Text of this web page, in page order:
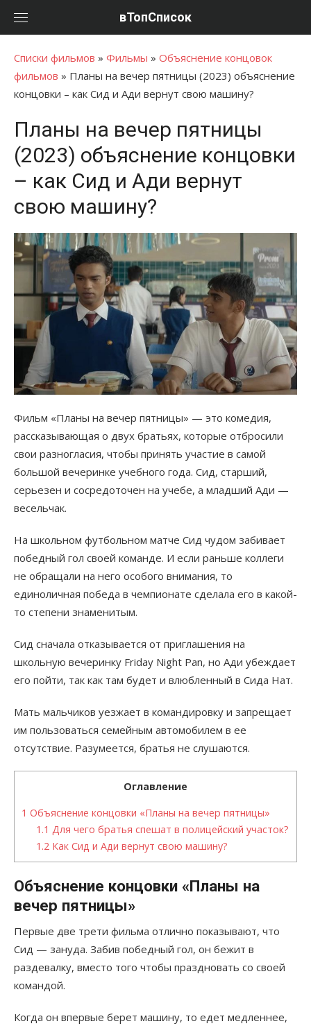
вТопСписок
Списки фильмов » Фильмы » Объяснение концовок
фильмов » Планы на вечер пятницы (2023) объяснение
концовки – как Сид и Ади вернут свою машину?
Планы на вечер пятницы
(2023) объяснение концовки
– как Сид и Ади вернут
свою машину?
Фильм «Планы на вечер пятницы» — это комедия,
рассказывающая о двух братьях, которые отбросили
свои разногласия, чтобы принять участие в самой
большой вечеринке учебного года. Сид, старший,
серьезен и сосредоточен на учебе, а младший Ади —
весельчак.
На школьном футбольном матче Сид чудом забивает
победный гол своей команде. И если раньше коллеги
не обращали на него особого внимания, то
единоличная победа в чемпионате сделала его в какой-
то степени знаменитым.
Сид сначала отказывается от приглашения на
школьную вечеринку Friday Night Pan, но Ади убеждает
его пойти, так как там будет и влюбленный в Сида Нат.
Мать мальчиков уезжает в командировку и запрещает
им пользоваться семейным автомобилем в ее
отсутствие. Разумеется, братья не слушаются.
Оглавление
1 Объяснение концовки «Планы на вечер пятницы»
1.1 Для чего братья спешат в полицейский участок?
1.2 Как Сид и Ади вернут свою машину?
Объяснение концовки «Планы на
вечер пятницы»
Первые две трети фильма отлично показывают, что
Сид — зануда. Забив победный гол, он бежит в
раздевалку, вместо того чтобы праздновать со своей
командой.
Когда он впервые берет машину, то едет медленнее,